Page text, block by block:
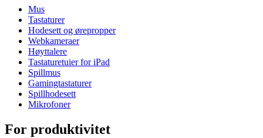
Mus
Tastaturer
Hodesett og ørepropper
Webkameraer
Høyttalere
Tastaturetuier for iPad
Spillmus
Gamingtastaturer
Spillhodesett
Mikrofoner
For produktivitet